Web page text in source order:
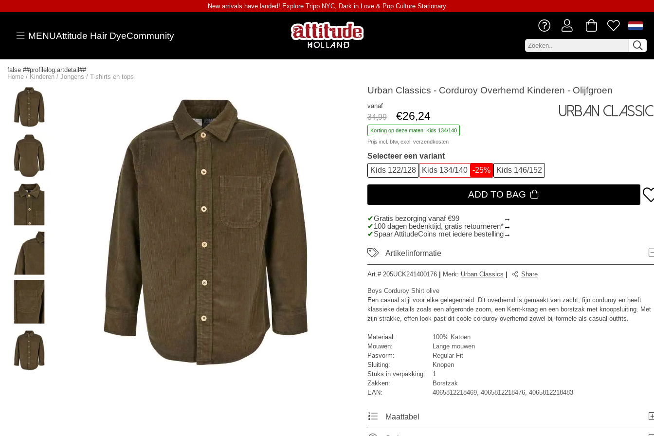
New arrivals have landed! Explore Tripp NYC, Dark in Love & Pop Culture Stationary
MENUAttitude Hair DyeCommunity
false ##profilelog.artdetail##
Home / Kinderen / Jongens / T-shirts en tops
Urban Classics - Corduroy Overhemd Kinderen - Olijfgroen
vanaf
34,99 €26,24
Korting op deze maten: Kids 134/140
Prijs incl. btw, excl. verzendkosten
Urban
Selecteer een variant
Kids 122/128
Kids 134/140 -25% Kids 146/152
ADD TO BAG
Gratis bezorging vanaf €99
100 dagen bedenktijd, gratis retourneren*
Spaar AttitudeCoins met iedere bestelling
Artikelinformatie
Art.# 205UCK241400176 Merk: Urban Classics Share
Boys Corduroy Shirt olive
Een casual stijl voor elke gelegenheid. Dit overhemd is gemaakt van zacht, fijn corduroy en heeft
klassieke details zoals een afgeronde zoom, een Kent-kraag en een borstzak met knoopsluiting. Met
zijn strakke, effen look past dit coole corduroy overhemd zowel bij formele als casual outfits.
Materiaal:
100% Katoen
Mouwen:
Lange mouwen
Pasvorm:
Regular Fit
Sluiting:
Knopen
Stuks in verpakking:
1
Zakken:
Borstzak
EAN:
4065812218469, 4065812218476, 4065812218483
Maattabel